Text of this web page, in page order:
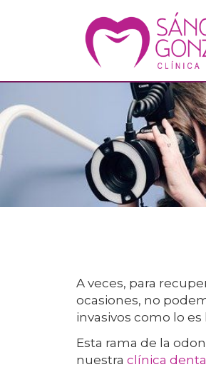
A veces, para
ocasiones, no
invasivos como lo es
Esta rama de la
nuestra clínica